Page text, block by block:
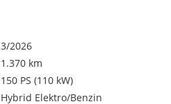
3/2026
1.370 km
150 PS (110 kW)
Hybrid Elektro/Benzin